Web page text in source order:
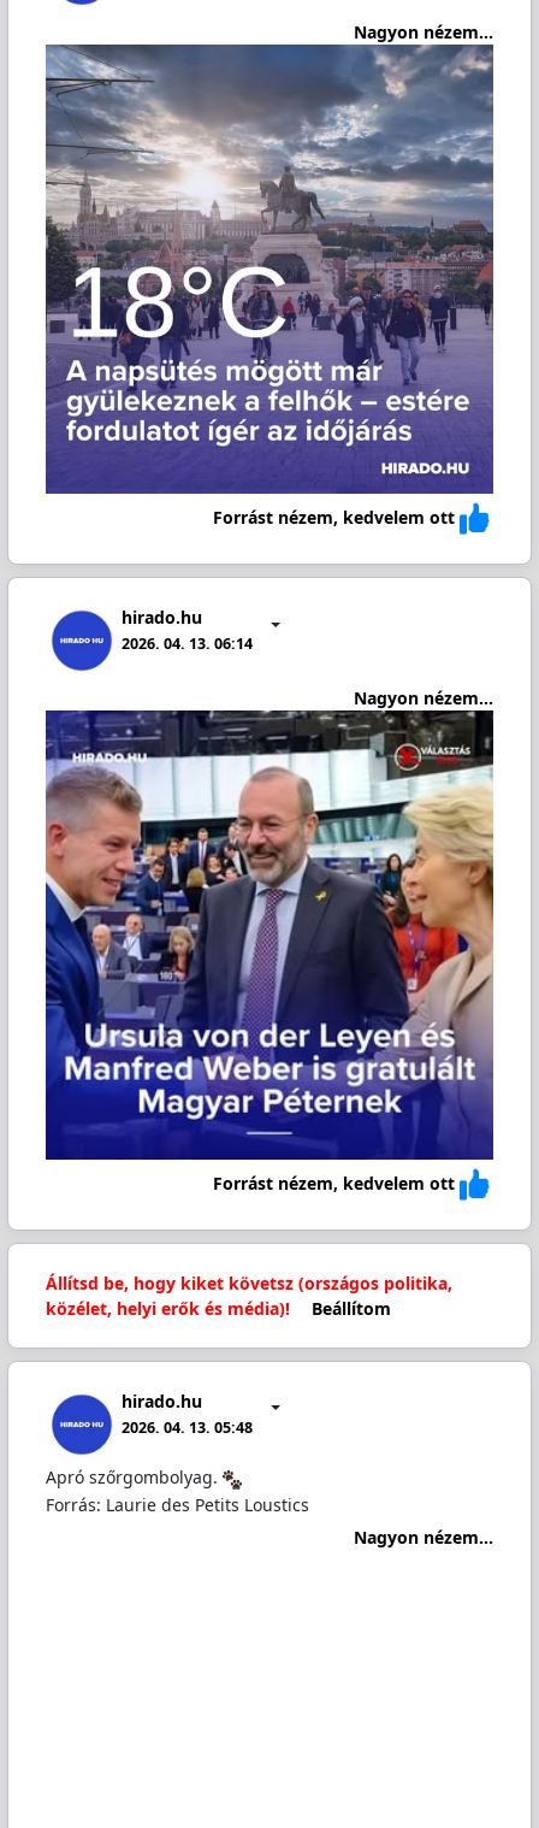
Nagyon nézem...
Forrást nézem, kedvelem ott
hirado.hu
2026. 04. 13. 06:14
Nagyon nézem...
Forrást nézem, kedvelem ott
Állítsd be, hogy kiket követsz (országos politika,
közélet, helyi erők és média)!
Beállítom
hirado.hu
2026. 04. 13. 05:48
Apró szőrgombolyag.
Forrás: Laurie des Petits Loustics
Nagyon nézem...